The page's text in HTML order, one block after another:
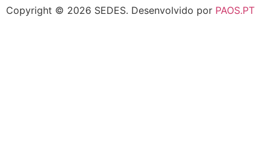
Copyright © 2026 SEDES. Desenvolvido por PAOS.PT